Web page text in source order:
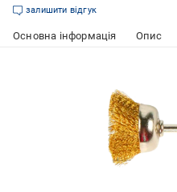
залишити відгук
Основна інформація Опис